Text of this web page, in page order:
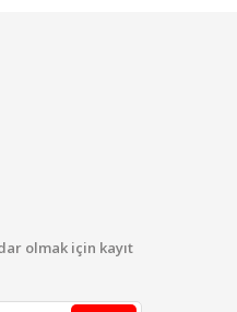
olmak için kayıt